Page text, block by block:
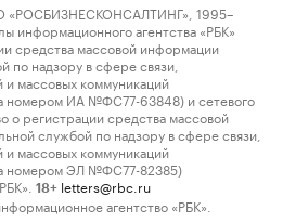
1995–
информационного агентства «РБК»
средства массовой информации
по надзору в сфере связи,
массовых коммуникаций
номером ИА №ФС77-63848) и сетевого
о регистрации средства массовой
службой по надзору в сфере связи,
массовых коммуникаций
номером ЭЛ №ФС77-82385)
18+ letters@rbc.ru
агентство «РБК».